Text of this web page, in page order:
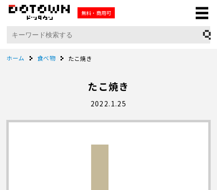
無料・商用可
ホーム 食べ物 たこ焼き
たこ焼き
2022.1.25